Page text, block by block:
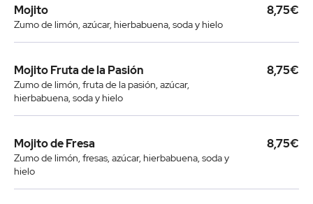
Mojito
Zumo de limón, azúcar, hierbabuena, soda y hielo
8,75€
Mojito Fruta de la Pasión
Zumo de limón, fruta de la pasión, azúcar,
hierbabuena, soda y hielo
8,75€
Mojito de Fresa
Zumo de limón, fresas, azúcar, hierbabuena, soda y
hielo
8,75€